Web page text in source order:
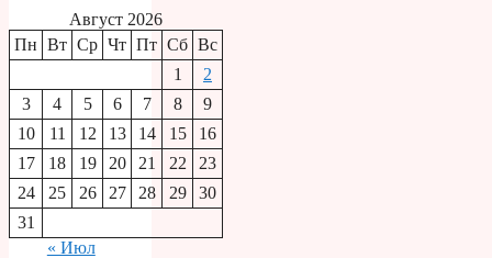
Август 2026
Пн Вт Ср Чт Пт Сб Вс
1
2
3
4 5 6 7 8
9
10
11 12 13 14 15
16
17
18 19 20 21 22
23
24
25 26 27 28 29
30
31
« Июл